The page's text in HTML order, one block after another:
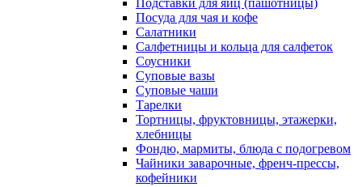
Подставки для яиц (пашотницы)
Посуда для чая и кофе
Салатники
Салфетницы и кольца для салфеток
Соусники
Суповые вазы
Суповые чаши
Тарелки
Тортницы, фруктовницы, этажерки,
хлебницы
Фондю, мармиты, блюда с подогревом
Чайники заварочные, френч-прессы,
кофейники